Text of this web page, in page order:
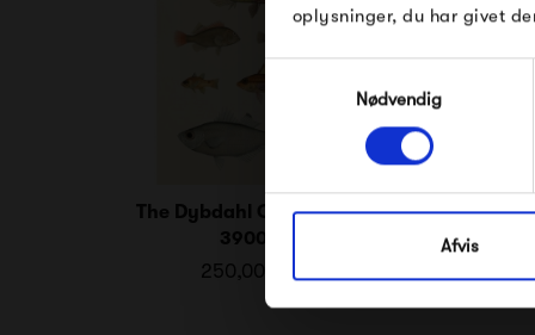
oplysninger, du har givet
Nødvendig
Afvis
The Dybdahl Co. Fishes
3900
250,00 kr
The Dybdahl